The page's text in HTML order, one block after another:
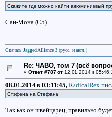
Скажите где можно найти алюминиевый
Сан-Мона (С5).
Скачать Jagged Alliance 2 (русс. и англ.)
Re: ЧАВО, том 7 (всё
« Ответ #787 от12.01.2014 в
08.01.2014 в 03:11:45, RadicalRex
Стэфена на Стефана
Так как он швейцарец, правильно